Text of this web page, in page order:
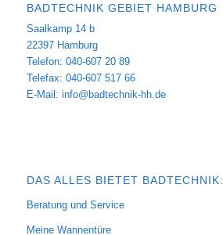
BADTECHNIK GEBIET HAMBURG
Saalkamp 14 b
22397 Hamburg
Telefon: 040-607 20 89
Telefax: 040-607 517 66
E-Mail: info@badtechnik-hh.de
DAS ALLES BIETET BADTECHNIK:
Beratung und Service
Meine Wannentüre